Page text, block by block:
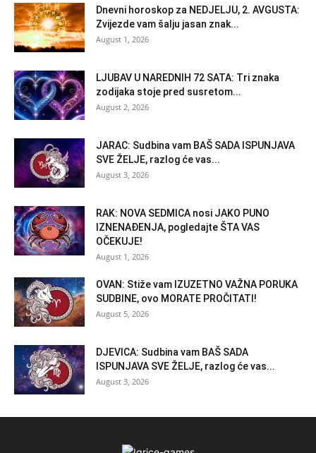
Dnevni horoskop za NEDJELJU, 2. AVGUSTA:
Zvijezde vam šalju jasan znak...
August 1, 2026
LJUBAV U NAREDNIH 72 SATA: Tri znaka
zodijaka stoje pred susretom...
August 2, 2026
JARAC: Sudbina vam BAŠ SADA ISPUNJAVA
SVE ŽELJE, razlog će vas...
August 3, 2026
RAK: NOVA SEDMICA nosi JAKO PUNO
IZNENAĐENJA, pogledajte ŠTA VAS
OČEKUJE!
August 1, 2026
OVAN: Stiže vam IZUZETNO VAŽNA PORUKA
SUDBINE, ovo MORATE PROČITATI!
August 5, 2026
DJEVICA: Sudbina vam BAŠ SADA
ISPUNJAVA SVE ŽELJE, razlog će vas...
August 3, 2026